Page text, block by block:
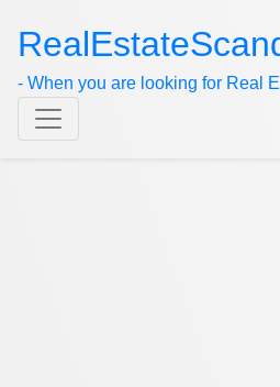
- When you are looking for Real